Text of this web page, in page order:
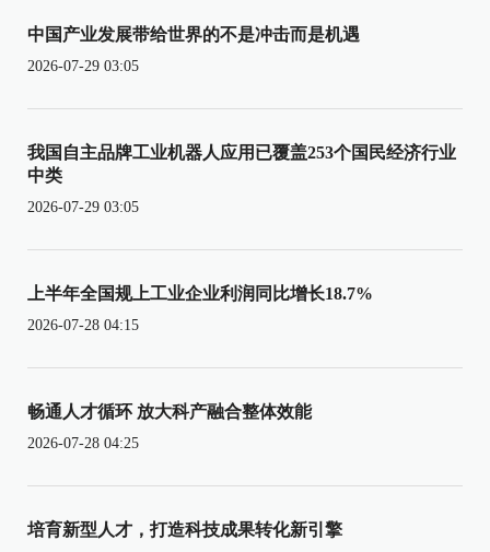
中国产业发展带给世界的不是冲击而是机遇
2026-07-29 03:05
我国自主品牌工业机器人应用已覆盖253个国民经济行业
中类
2026-07-29 03:05
上半年全国规上工业企业利润同比增长18.7%
2026-07-28 04:15
畅通人才循环 放大科产融合整体效能
2026-07-28 04:25
培育新型人才，打造科技成果转化新引擎